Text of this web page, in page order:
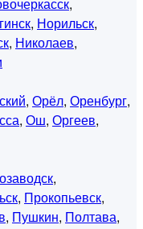
, Норильск,
, Николаев,
, Орёл, Оренбург,
, Ош, Оргеев,
,
, Прокопьевск,
, Пушкин, Полтава,